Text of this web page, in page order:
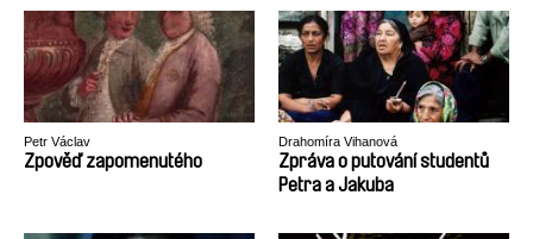
Petr Václav
Zpověď zapomenutého
Drahomíra Vihanová
Zpráva o putování studentů
Petra a Jakuba